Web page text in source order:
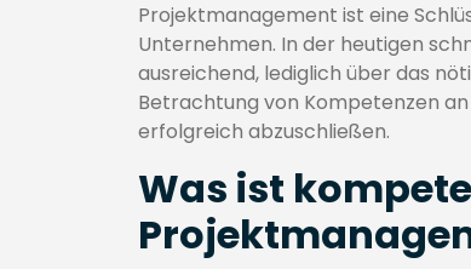
Projektmanagement ist eine
Unternehmen. In der heutigen
ausreichend, lediglich über das
Betrachtung von Kompetenzen
erfolgreich abzuschließen.
Was ist